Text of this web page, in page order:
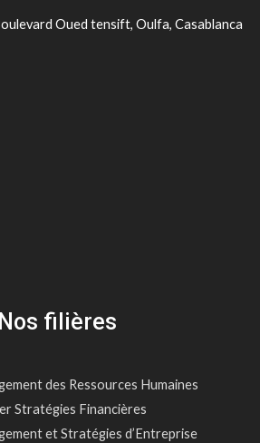
Oued tensift, Oulfa, Casablanca
Nos filières
des Ressources Humaines
Stratégies Financières
et Stratégies d’Entreprise